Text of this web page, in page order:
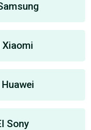
Xiaomi
Sony